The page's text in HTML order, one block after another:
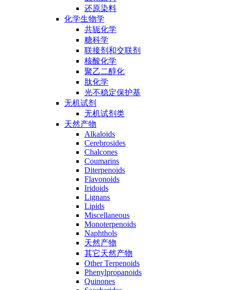
还原染料
化学生物学
共轭化学
糖科学
联接剂和交联剂
核酸化学
聚乙二醇化
肽化学
光不稳定保护基
无机试剂
无机试剂类
天然产物
Alkaloids
Cerebrosides
Chalcones
Coumarins
Diterpenoids
Flavonoids
Iridoids
Lignans
Lipids
Miscellaneous
Monoterpenoids
Naphthols
天然产物
其它天然产物
Other Terpenoids
Phenylpropanoids
Quinones